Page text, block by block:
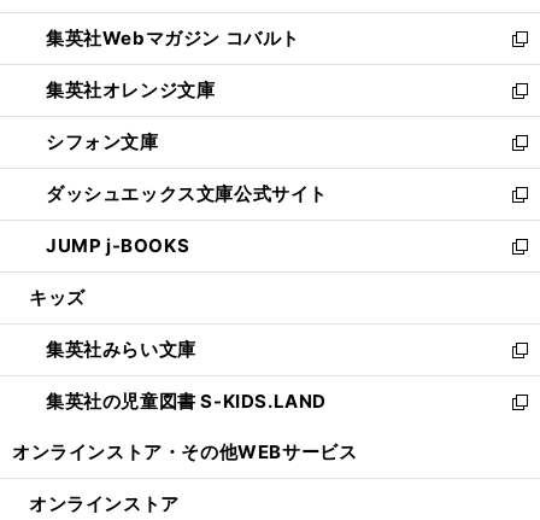
開
く
ウ
で
開
く
ン
ド
ウ
で
開
く
ウ
ィ
ン
ド
ウ
で
開
く
集英社Webマガジン コバルト
新
し
い
ウ
ィ
ン
ド
ウ
で
開
集英社オレンジ文庫
新
し
い
ウ
ィ
ン
ド
ウ
開
く
シフォン文庫
新
し
い
ウ
ィ
ン
ウ
で
開
く
ダッシュエックス文庫公式サイト
新
し
い
ウ
ン
ド
ウ
で
JUMP j-BOOKS
新
し
ウ
ィ
ン
ド
開
キッズ
集英社みらい文庫
新
し
い
ン
集英社の児童図書 S-KIDS.LAND
新
ウ
オンラインストア・ その他WEBサービス
オンラインストア